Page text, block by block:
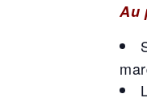
Au